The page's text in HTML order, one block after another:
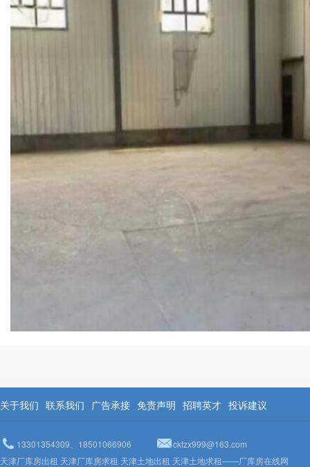
关于我们 联系我们 广告承接 免责声明 招聘英才 投诉建议
13301354309、18501066906
ckfzx999@163.com
天津厂库房出租 天津厂库房求租 天津土地出租 天津土地求租——厂库房在线网